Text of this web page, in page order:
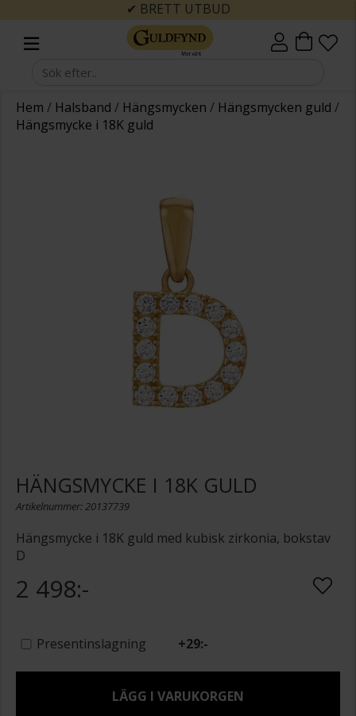
✔ BRETT UTBUD
Hem / Halsband / Hängsmycken / Hängsmycken guld /
Hängsmycke i 18K guld
HÄNGSMYCKE I 18K GULD
Artikelnummer: 20137739
Hängsmycke i 18K guld med kubisk zirkonia, bokstav
D
2 498:-
Presentinslagning +29:-
LÄGG I VARUKORGEN